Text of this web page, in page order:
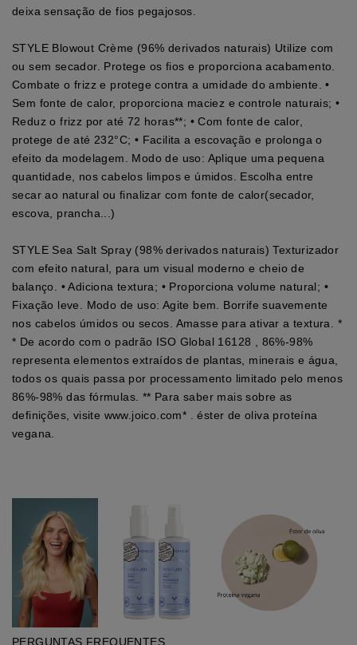
deixa sensação de fios pegajosos.
STYLE Blowout Crème (96% derivados naturais) Utilize com
ou sem secador. Protege os fios e proporciona acabamento.
Combate o frizz e protege contra a umidade do ambiente. •
Sem fonte de calor, proporciona maciez e controle naturais; •
Reduz o frizz por até 72 horas**; • Com fonte de calor,
protege de até 232°C; • Facilita a escovação e prolonga o
efeito da modelagem. Modo de uso: Aplique uma pequena
quantidade, nos cabelos limpos e úmidos. Escolha entre
secar ao natural ou finalizar com fonte de calor(secador,
escova, prancha...)
STYLE Sea Salt Spray (98% derivados naturais) Texturizador
com efeito natural, para um visual moderno e cheio de
balanço. • Adiciona textura; • Proporciona volume natural; •
Fixação leve. Modo de uso: Agite bem. Borrife suavemente
nos cabelos úmidos ou secos. Amasse para ativar a textura. *
* De acordo com o padrão ISO Global 16128 , 86%-98%
representa elementos extraídos de plantas, minerais e água,
todos os quais passa por processamento limitado pelo menos
86%-98% das fórmulas. ** Para saber mais sobre as
definições, visite www.joico.com* . éster de oliva proteína
vegana.
PERGUNTAS FREQUENTES